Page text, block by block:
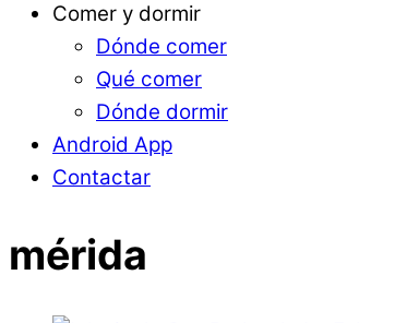
Comer y dormir
Dónde comer
Qué comer
Dónde dormir
Android App
Contactar
mérida